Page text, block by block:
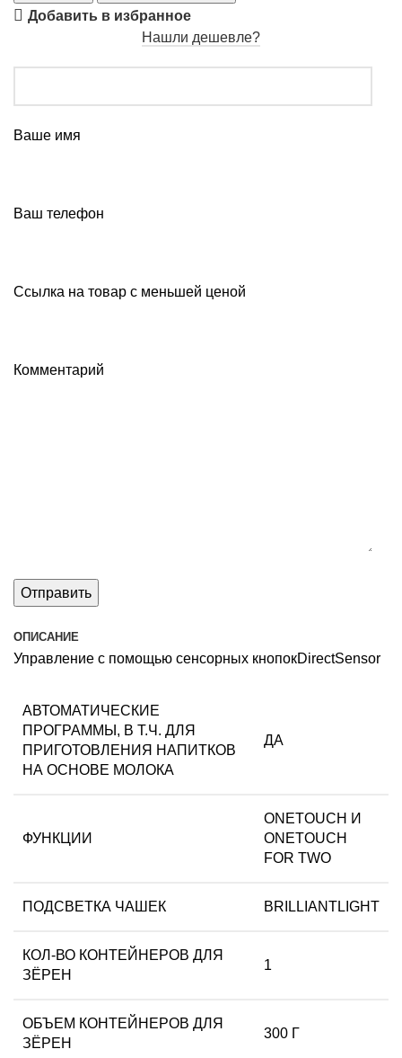
Добавить в избранное
Нашли дешевле?
Ваше имя
Ваш телефон
Ссылка на товар с меньшей ценой
Комментарий
ОПИСАНИЕ
Управление с помощью сенсорных кнопокDirectSensor
АВТОМАТИЧЕСКИЕ
ПРОГРАММЫ, В Т.Ч. ДЛЯ
ПРИГОТОВЛЕНИЯ НАПИТКОВ
НА ОСНОВЕ МОЛОКА
ДА
ФУНКЦИИ
ONETOUCH И
ONETOUCH
FOR TWO
ПОДСВЕТКА ЧАШЕК BRILLIANTLIGHT
КОЛ-ВО КОНТЕЙНЕРОВ ДЛЯ
ЗЁРЕН
1
ОБЪЕМ КОНТЕЙНЕРОВ ДЛЯ
ЗЁРЕН
300 Г